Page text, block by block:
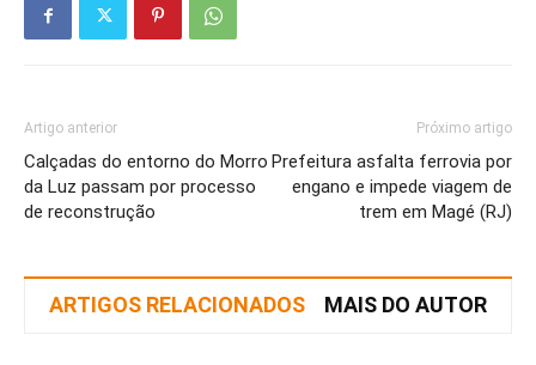
Artigo anterior
Calçadas do entorno do Morro
da Luz passam por processo
de reconstrução
Próximo artigo
Prefeitura asfalta ferrovia por
engano e impede viagem de
trem em Magé (RJ)
ARTIGOS RELACIONADOS MAIS DO AUTOR